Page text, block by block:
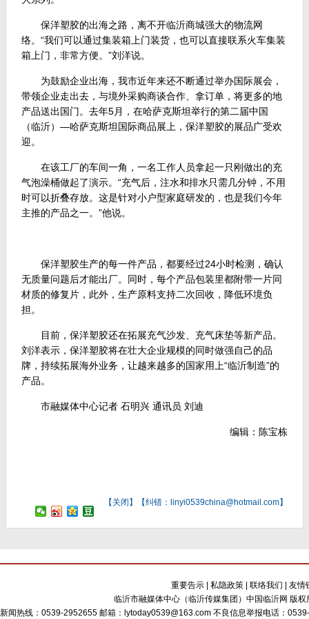
保洋塑胶的出海之路，离不开临沂商城强大的物流网
络。“我们可以通过集装箱上门装货，也可以直接联系火车集装
箱上门，非常方便。”刘洋说。
为鼓励企业出海，我市近年来还不断通过举办国际展会，
带领企业走出去，与境外采购商谈合作、拿订单，将更多的地
产品送出国门。去年5月，在哈萨克斯坦举行的第二届中国
（临沂）—哈萨克斯坦国际商品展上，保洋塑胶的展品广受欢
迎。
在该工厂的车间一角，一名工作人员拿起一只刚做出的充
气泡澡桶做起了演示。“充气后，注水和排水只需几分钟，不用
时可以折叠存放。这是针对小户型家庭研发的，也是我们今年
主推的产品之一。”他说。
保洋塑胶生产的每一件产品，都要经过24小时检测，确认
无质量问题后才能出厂。同时，每个产品包装里都附带一片同
材质的修复片，此外，生产原料支持二次回收，降低环境负
担。
目前，保洋塑胶还在拓展充气沙发、充气床垫等新产品。
刘洋表示，保洋塑胶将在壮大企业规模的同时做强自己的品
牌，持续拓展海外业务，让越来越多的国家用上“临沂制造”的
产品。
市融媒体中心记者 石明兴 通讯员 刘迪
编辑：陈宝栋
【 关闭 】【纠错：linyi0539china@hotmail.com】